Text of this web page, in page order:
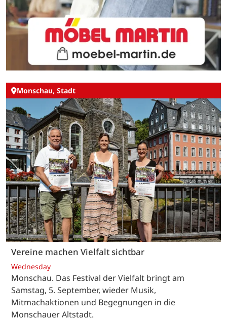
Monschau, Stadt
Vereine machen Vielfalt sichtbar
Wednesday
Monschau. Das Festival der Vielfalt bringt am
Samstag, 5. September, wieder Musik,
Mitmachaktionen und Begegnungen in die
Monschauer Altstadt.